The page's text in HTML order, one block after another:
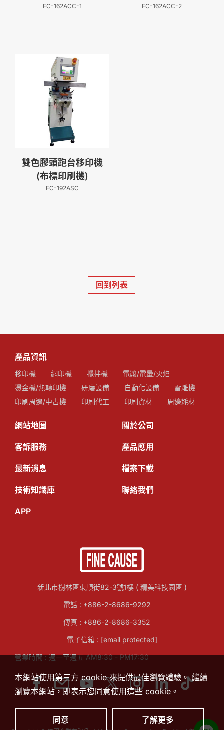
FC-162ACC-1 FC-162ACC-2
雙色膠頭跑台移印機
(布標印刷機)
FC-192ASC
回到列表
產品資訊
移印機 網印機 攪拌機
電漿/電暈/火焰
燙金機/熱轉印機
研磨設備 自動化設備
雷雕機
印刷周邊/中古機
印刷代工 印刷資材 周邊耗材
網站地圖 關於公司
客訴服務 產品應用
最新消息 檔案下載
技術知識庫 聯絡我們
APP
新北市樹林區東順街82-3號1樓 ( 精美科技園區 )
電話 : +886-2-8686-9292
傳真 : +886-2-8686-3352
電子信箱 : [email protected]
營業時間 : 週一至週五 AM8:30 - PM17:30
本網站使用第三方 cookie 來提供最佳瀏覽體驗。 繼續
瀏覽本網站，即表示您同意使用這些 cookie。
同意 了解更多